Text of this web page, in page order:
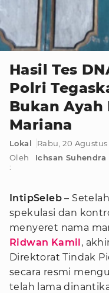
Hasil Tes
Polri
Bukan Ayah
Mariana
Lokal
Rabu, 20 Agustus
Oleh
:
Ichsan Suhendra
IntipSeleb –
spekulasi dan
menyeret nama
Ridwan Kamil,
Direktorat Tindak
secara resmi
telah lama